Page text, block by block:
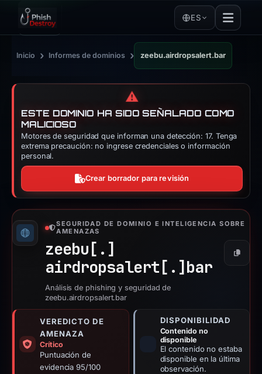
ES
Inicio › Informes de dominios › zeebu.airdropsalert.bar
⚠️
ESTE DOMINIO HA SIDO SEÑALADO COMO
MALICIOSO
Motores de seguridad que informan una detección: 17. Tenga
extrema precaución: no ingrese credenciales o información
personal.
Crear borrador para revisión
SEGURIDAD DE DOMINIO E INTELIGENCIA SOBRE
AMENAZAS
zeebu[.]
airdropsalert[.] bar
Copiar
Análisis de phishing y seguridad de
zeebu.airdropsalert.bar
VEREDICTO DE
AMENAZA
Crítico
Puntuación de
evidencia 95/100
DISPONIBILIDAD
Contenido no
disponible
El contenido no estaba
disponible en la última
observación.